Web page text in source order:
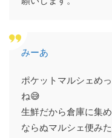
みーあ
ポケットマルシェめ
ね😅
生鮮だから倉庫に集
ならぬマルシェ便み